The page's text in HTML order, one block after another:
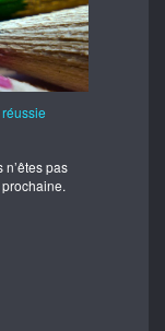
pas
prochaine.